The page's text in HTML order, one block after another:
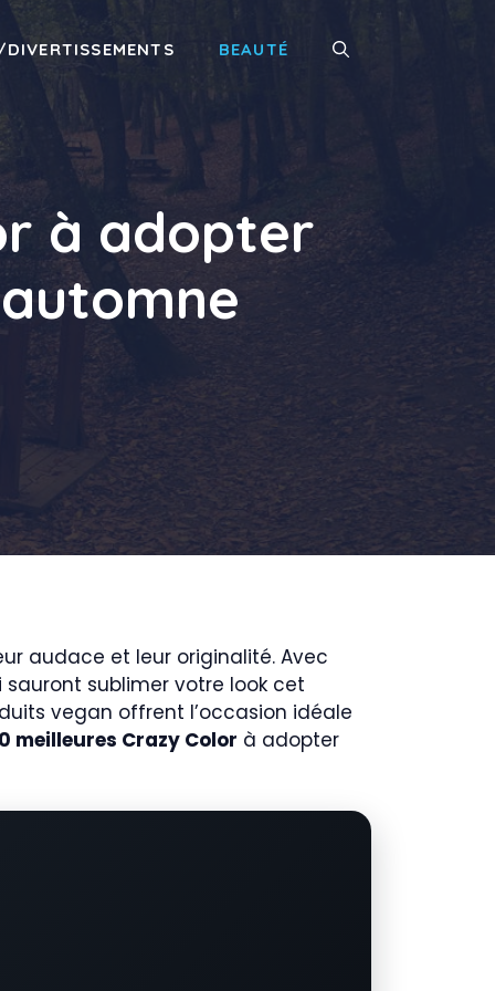
BEAUTÉ
à adopter
audace et leur originalité. Avec
sublimer votre look cet
vegan offrent l’occasion idéale
meilleures Crazy Color à adopter